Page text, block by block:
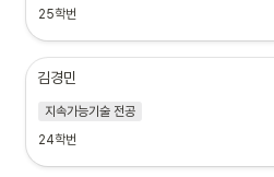
25학번
김경민
지속가능기술 전공
24학번